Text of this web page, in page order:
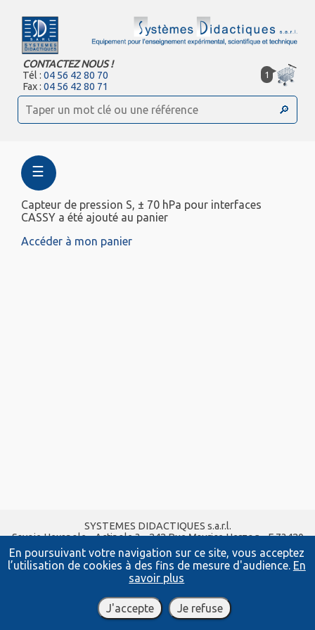
En poursuivant votre navigation sur ce site, vous acceptez
l’utilisation de cookies à des fins de mesure d'audience. En
savoir plus
J'accepte Je refuse
CONTACTEZ NOUS !
Tél :04 56 42 80 70
Fax :04 56 42 80 71
1
☰
Capteur de pression S, ± 70 hPa pour interfaces
CASSY a été ajouté au panier
Accéder à mon panier
SYSTEMES DIDACTIQUES s.a.r.l.
Savoie Hexapole - Actipole 3 - 242 Rue Maurice Herzog - F 73420
VIVIERS DU LAC
Tel : 04 56 42 80 70| Fax :04 56 42 80 71
xavier.granjon@systemes-didactiques.fr
systemes-didactiques.fr